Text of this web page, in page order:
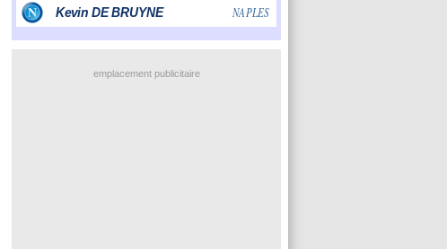
emplacement publicitaire